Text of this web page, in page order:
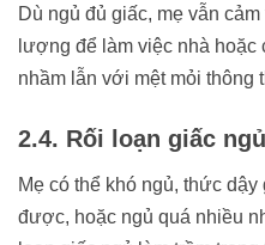
Dù ngủ đủ giấc, mẹ vẫn
lượng để làm việc nhà
nhầm lẫn với mệt mỏi thông
2.4. Rối loạn giấc ngủ
Mẹ có thể khó ngủ, thức
được, hoặc ngủ quá nhiều